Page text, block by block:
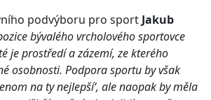
podvýboru pro sport Jakub
bývalého vrcholového sportovce
je prostředí a zázemí, ze kterého
osobnosti. Podpora sportu by však
na ty nejlepší‘, ale naopak by měla